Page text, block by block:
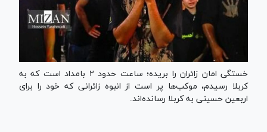
خستگی امان زائران را بریده؛ ساعت حدود ۲ بامداد است که به
کربلا رسیدم، موکب‌ها پر است از انبوه زائرانی که خود را برای
اربعین حسینی به کربلا رسانده‌اند.